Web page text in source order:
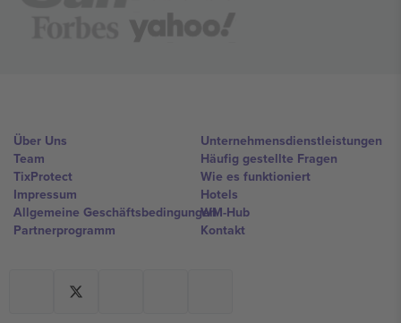
Über Uns
Team
TixProtect
Impressum
Allgemeine Geschäftsbedingungen
Partnerprogramm
Unternehmensdienstleistungen
Häufig gestellte Fragen
Wie es funktioniert
Hotels
WM-Hub
Kontakt